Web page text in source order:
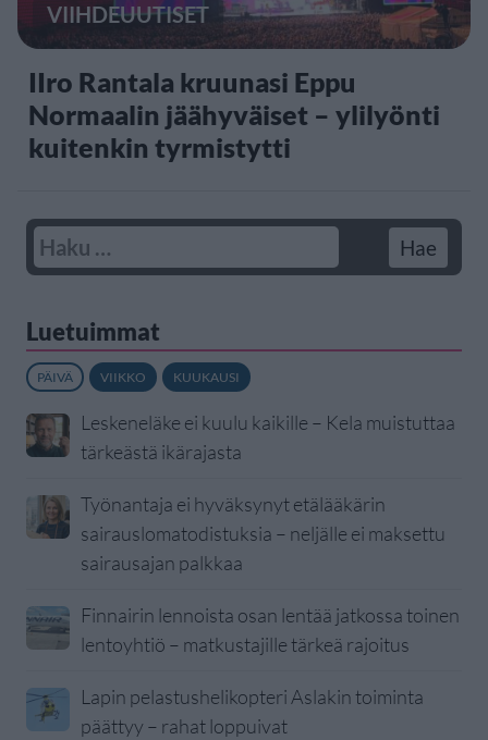
VIIHDEUUTISET
IIro Rantala kruunasi Eppu
Normaalin jäähyväiset – ylilyönti
kuitenkin tyrmistytti
Luetuimmat
PÄIVÄ VIIKKO KUUKAUSI
Leskeneläke ei kuulu kaikille – Kela muistuttaa
tärkeästä ikärajasta
Työnantaja ei hyväksynyt etälääkärin
sairauslomatodistuksia – neljälle ei maksettu
sairausajan palkkaa
Finnairin lennoista osan lentää jatkossa toinen
lentoyhtiö – matkustajille tärkeä rajoitus
Lapin pelastushelikopteri Aslakin toiminta
päättyy – rahat loppuivat